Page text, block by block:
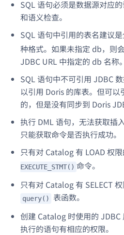
SQL 语句必须是数据源对应
和语义检查。
SQL 语句中引用的表名建议
种格式。如果未指定 db，则
JDBC URL 中指定的 db 名称。
SQL 语句中不可引用 JDBC
以引用 Doris 的库表。但可以
的，但是没有同步到 Doris
执行 DML 语句，无法获取插
只能获取命令是否执行成功。
只有对 Catalog 有 LOAD 权
EXECUTE_STMT() 命令。
只有对 Catalog 有 SELECT
query()
表函数。
创建 Catalog 时使用的
执行的语句有相应的权限。